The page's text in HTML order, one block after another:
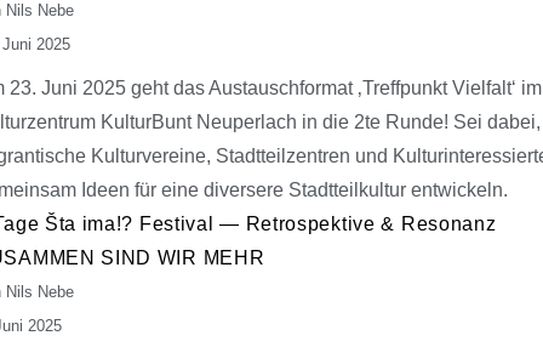
Nils Nebe
2025
23. Juni 2025 geht das Austauschformat ‚Treffpunkt Vielfalt‘ im
KulturBunt Neuperlach in die 2te Runde! Sei
Kulturvereine, Stadtteilzentren und
Ideen für eine diversere Stadtteilkultur entwickeln.
Šta ima!? Festival — Retrospektive & Resonanz
SIND WIR MEHR
Nils Nebe
2025